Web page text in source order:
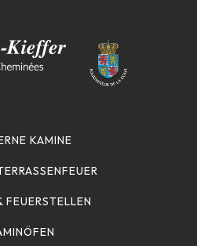
KAMINE
FEUERSTELLEN